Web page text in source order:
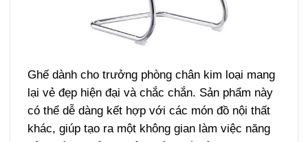
Ghế dành cho trưởng phòng chân kim loại mang
lại vẻ đẹp hiện đại và chắc chắn. Sản phẩm này
có thể dễ dàng kết hợp với các món đồ nội thất
khác, giúp tạo ra một không gian làm việc năng